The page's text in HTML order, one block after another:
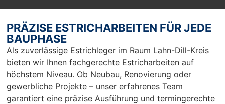
Nur zu
empfeh
len…
PRÄZISE ESTRICHARBEITEN FÜR JEDE
BAUPHASE
Als zuverlässige Estrichleger im Raum Lahn-Dill-Kreis
bieten wir Ihnen fachgerechte Estricharbeiten auf
höchstem Niveau. Ob Neubau, Renovierung oder
gewerbliche Projekte – unser erfahrenes Team
garantiert eine präzise Ausführung und termingerechte